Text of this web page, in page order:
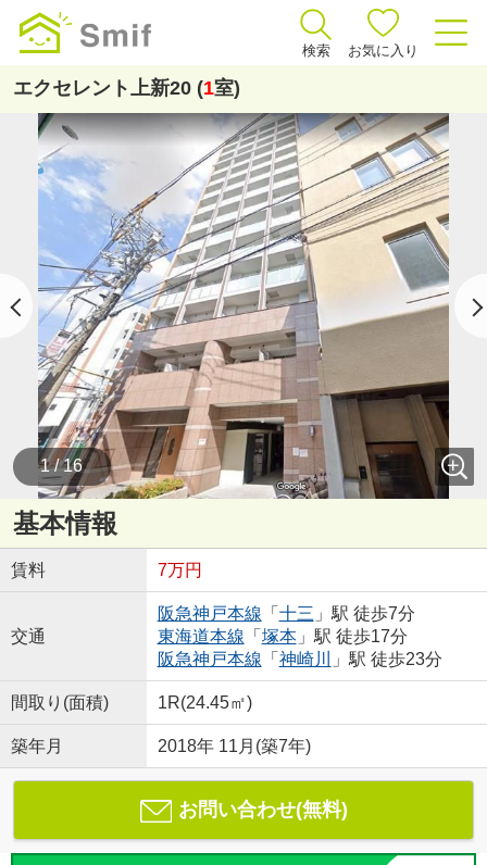
検索 お気に入り
エクセレント上新20 (1室)
1 / 16
基本情報
賃料 7万円
交通
阪急神戸本線 「 十三 」駅 徒歩7分
東海道本線 「 塚本」駅 徒歩17分
阪急神戸本線 「 神崎川 」駅 徒歩23分
間取り(面積) 1R(24.45㎡)
築年月 2018年 11月(築7年)
お問い合わせ(無料)